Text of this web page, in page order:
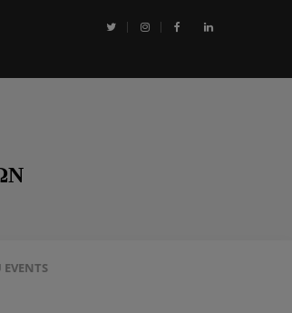
Η ΕΕ στην ασφάλεια της Ερυθράς
EVENTS